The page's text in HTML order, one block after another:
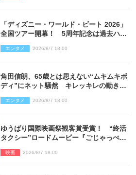
「ディズニー・ワールド・ビート 2026」
全国ツアー開幕！ 5周年記念は過去ハイ
ポート】
エンタメ 2026/8/7 18:00
角田信朗、65歳とは思えない“ムキムキボ
ディ”にネット騒然 キレッキレの動きを
エンタメ 2026/8/7 18:00
ゆうばり国際映画祭観客賞受賞！ “終活
タクシー”ロードムービー『ごじゃっぺタ
映画 2026/8/7 18:00